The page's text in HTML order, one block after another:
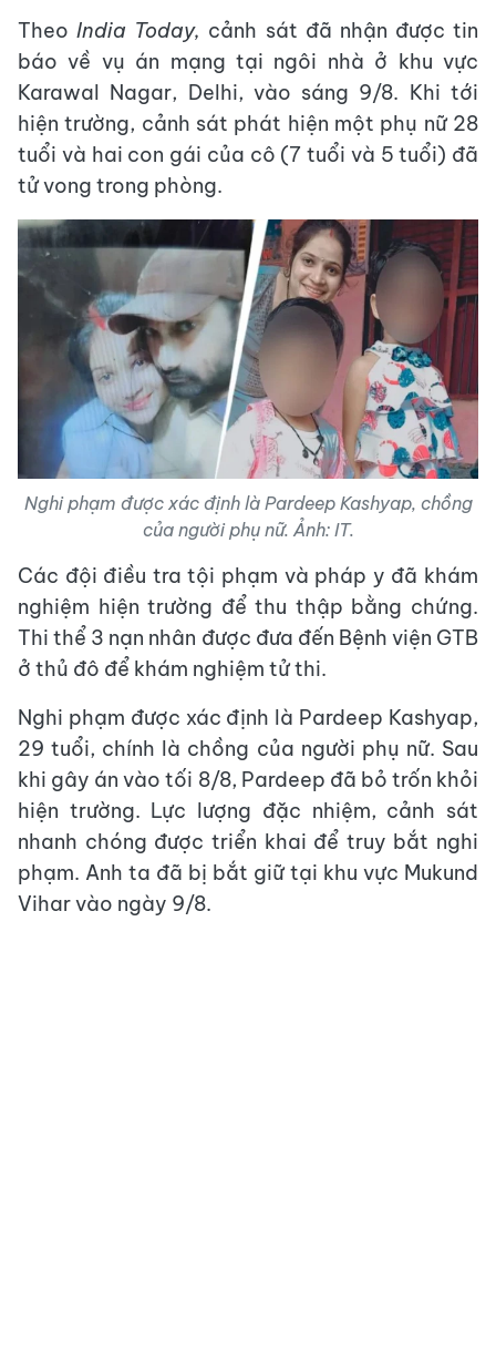
TheoIndia Today, cảnh sát đã nhận được tin
báo về vụ án mạng tại ngôi nhà ở khu vực
Karawal Nagar, Delhi, vào sáng 9/8. Khi tới
hiện trường, cảnh sát phát hiện một phụ nữ 28
tuổi và hai con gái của cô (7 tuổi và 5 tuổi) đã
tử vong trong phòng.
Nghi phạm được xác định là Pardeep Kashyap, chồng
của người phụ nữ. Ảnh: IT.
Các đội điều tra tội phạm và pháp y đã khám
nghiệm hiện trường để thu thập bằng chứng.
Thi thể 3 nạn nhân được đưa đến Bệnh viện GTB
ở thủ đô để khám nghiệm tử thi.
Nghi phạm được xác định là Pardeep Kashyap,
29 tuổi, chính là chồng của người phụ nữ. Sau
khi gây án vào tối 8/8, Pardeep đã bỏ trốn khỏi
hiện trường. Lực lượng đặc nhiệm, cảnh sát
nhanh chóng được triển khai để truy bắt nghi
phạm. Anh ta đã bị bắt giữ tại khu vực Mukund
Vihar vào ngày 9/8.